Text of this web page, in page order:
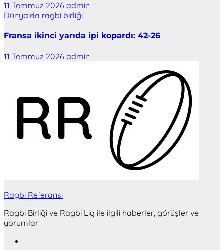
11 Temmuz 2026 admin
Dünya'da ragbi birliği
Fransa ikinci yarıda ipi kopardı: 42-26
11 Temmuz 2026 admin
Ragbi Referansı
Ragbi Birliği ve Ragbi Lig ile ilgili haberler, görüşler ve
yorumlar